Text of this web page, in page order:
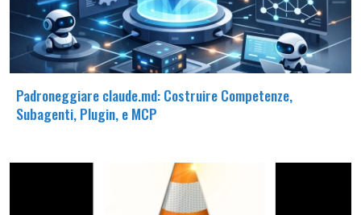
Padroneggiare claude.md: Costruire Competenze,
Subagenti, Plugin, e MCP